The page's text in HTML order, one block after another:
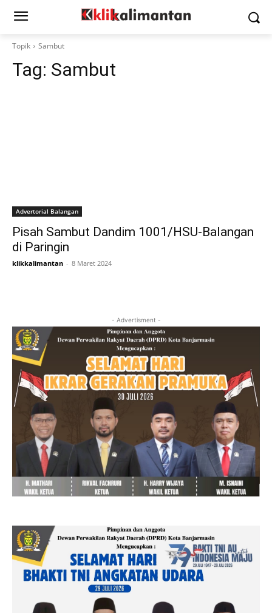
Topik Sambut
Tag: Sambut
Advertorial Balangan
Pisah Sambut Dandim 1001/HSU-Balangan
di Paringin
klikkalimantan - 8 Maret 2024
- Advertisment -